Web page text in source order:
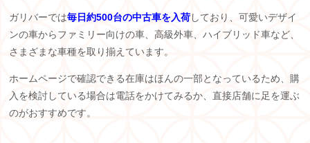
ガリバーでは毎日約500台の中古車を入荷しており、可愛いデザイ
ンの車からファミリー向けの車、高級外車、ハイブリッド車など、
さまざまな車種を取り揃えています。
ホームページで確認できる在庫はほんの一部となっているため、購
入を検討している場合は電話をかけてみるか、直接店舗に足を運ぶ
のがおすすめです。